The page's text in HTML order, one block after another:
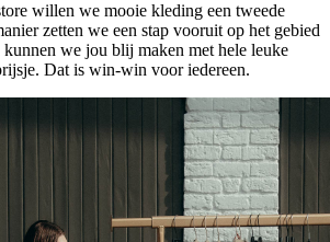
willen we mooie kleding een tweede
zetten we een stap vooruit op het gebied
kunnen we jou blij maken met hele leuke
Dat is win-win voor iedereen.